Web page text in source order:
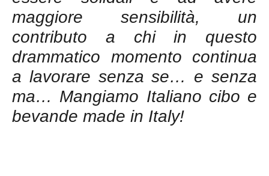
maggiore sensibilità, un
contributo a chi in questo
drammatico momento continua
a lavorare senza se… e senza
ma… Mangiamo Italiano cibo e
bevande made in Italy!